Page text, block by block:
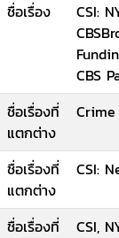
ชื่อเรื่อง
CSI:
CBS
ชื่อเรื่องที่
แตกต่าง
ชื่อเรื่องที่
แตกต่าง
CSI:
ชื่อเรื่องที่
CSI,